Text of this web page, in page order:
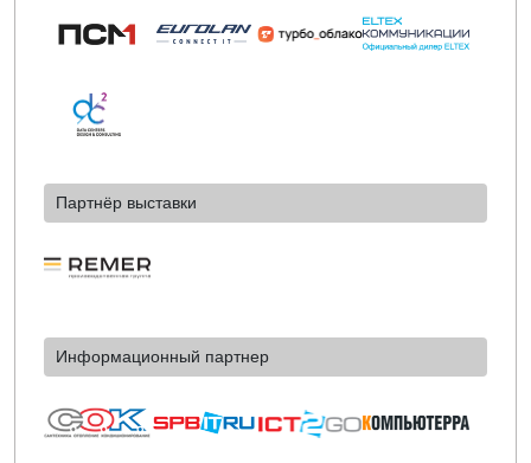
Партнёр выставки
Информационный партнер